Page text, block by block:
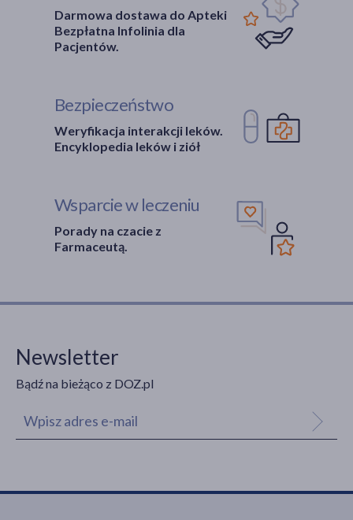
Darmowa dostawa do Apteki
Bezpłatna Infolinia dla
Pacjentów.
Bezpieczeństwo
Weryfikacja interakcji leków.
Encyklopedia leków i ziół
Wsparcie w leczeniu
Porady na czacie z
Farmaceutą.
Newsletter
Bądź na bieżąco z DOZ.pl